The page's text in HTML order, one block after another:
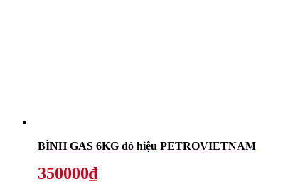
BÌNH GAS 6KG đỏ hiệu PETROVIETNAM
350000₫